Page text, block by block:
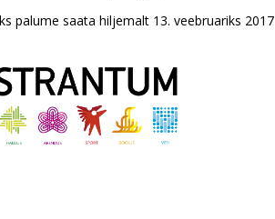
palume saata hiljemalt 13. veebruariks 2017